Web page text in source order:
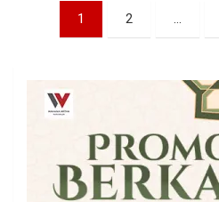
Paginasi
1 2 …